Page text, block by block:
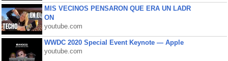
MIS VECINOS PENSARON QUE ERA UN LADR
ON
youtube.com
WWDC 2020 Special Event Keynote — Apple
youtube.com